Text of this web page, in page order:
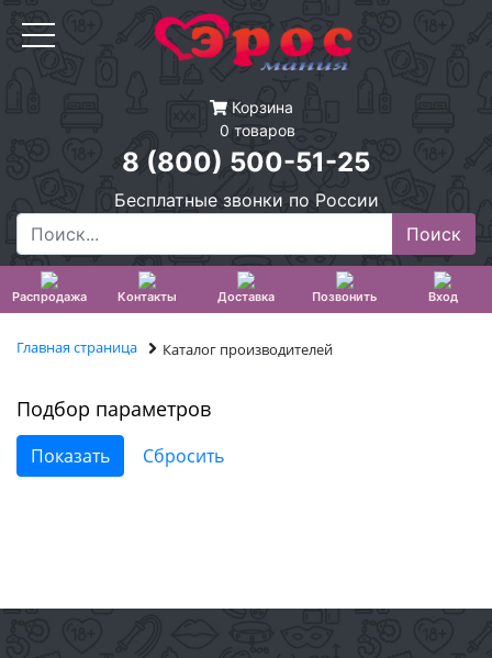
Корзина
0 товаров
8 (800) 500-51-25
Бесплатные звонки по России
Распродажа Контакты Доставка Позвонить Вход
Главная страница Каталог производителей
Подбор параметров